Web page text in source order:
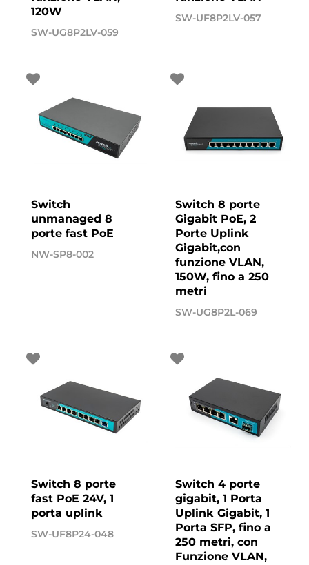
120W
SW-UG8P2LV-059
SW-UF8P2LV-057
Switch
unmanaged 8
porte fast PoE
NW-SP8-002
Switch 8 porte
Gigabit PoE, 2
Porte Uplink
Gigabit,con
funzione VLAN,
150W, fino a 250
metri
SW-UG8P2L-069
Switch 8 porte
fast PoE 24V, 1
porta uplink
SW-UF8P24-048
Switch 4 porte
gigabit, 1 Porta
Uplink Gigabit, 1
Porta SFP, fino a
250 metri, con
Funzione VLAN,